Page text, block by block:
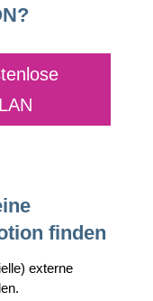
finden
externe